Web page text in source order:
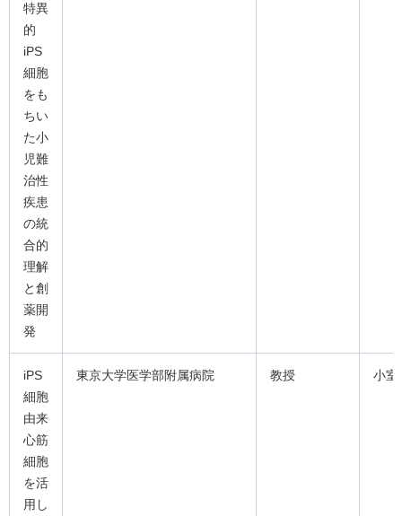
特異
的
iPS
細胞
をも
ちい
た小
児難
治性
疾患
の統
合的
理解
と創
薬開
発
iPS
細胞
由来
心筋
細胞
を活
用し
東京大学医学部附属病院 教授 小